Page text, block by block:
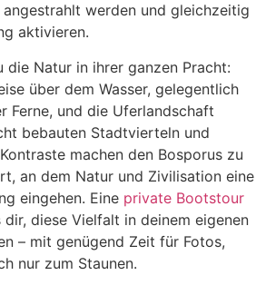
angestrahlt werden und gleichzeitig
aktivieren.
die Natur in ihrer ganzen Pracht:
über dem Wasser, gelegentlich
Ferne, und die Uferlandschaft
bebauten Stadtvierteln und
machen den Bosporus zu
an dem Natur und Zivilisation eine
eingehen. Eine private Bootstour
diese Vielfalt in deinem eigenen
– mit genügend Zeit für Fotos,
nur zum Staunen.